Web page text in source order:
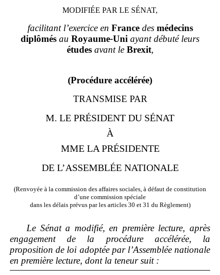
MODIFIÉE PAR LE SÉNAT,
facilitant l’exercice en Francedes médecins
diplômés au Royaume‑Uni ayant débuté leurs
étudesavant le Brexit,
(Procédure accélérée)
TRANSMISE PAR
M. LE PRÉSIDENT DU SÉNAT
À
MME LA PRÉSIDENTE
DE L’ASSEMBLÉE NATIONALE
(Renvoyée à la commission des affaires sociales, à défaut de constitution
d’une commission spéciale
dans les délais prévus par les articles 30 et 31 du Règlement)
Le Sénat a modifié, en première lecture, après
engagement de la procédure accélérée, la
proposition de loi adoptée par l’Assemblée nationale
en première lecture, dont la teneur suit :